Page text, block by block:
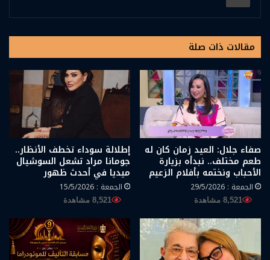
مقالات ذات صلة
صفاء جلال: العيد زمان كان له
طعم مختلف.. نبدأه بزيارة
الأحباب ونختمه بأفلام الزعيم
الجمعة : 29/5/2026
8,521 مشاهدة
إطلالة سوداء تخطف الأنظار..
جومانا مراد تشعل السوشيال
ميديا في أحدث ظهور
الجمعة : 15/5/2026
8,521 مشاهدة